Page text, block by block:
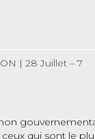
|28 Juillet – 7
qui sont le